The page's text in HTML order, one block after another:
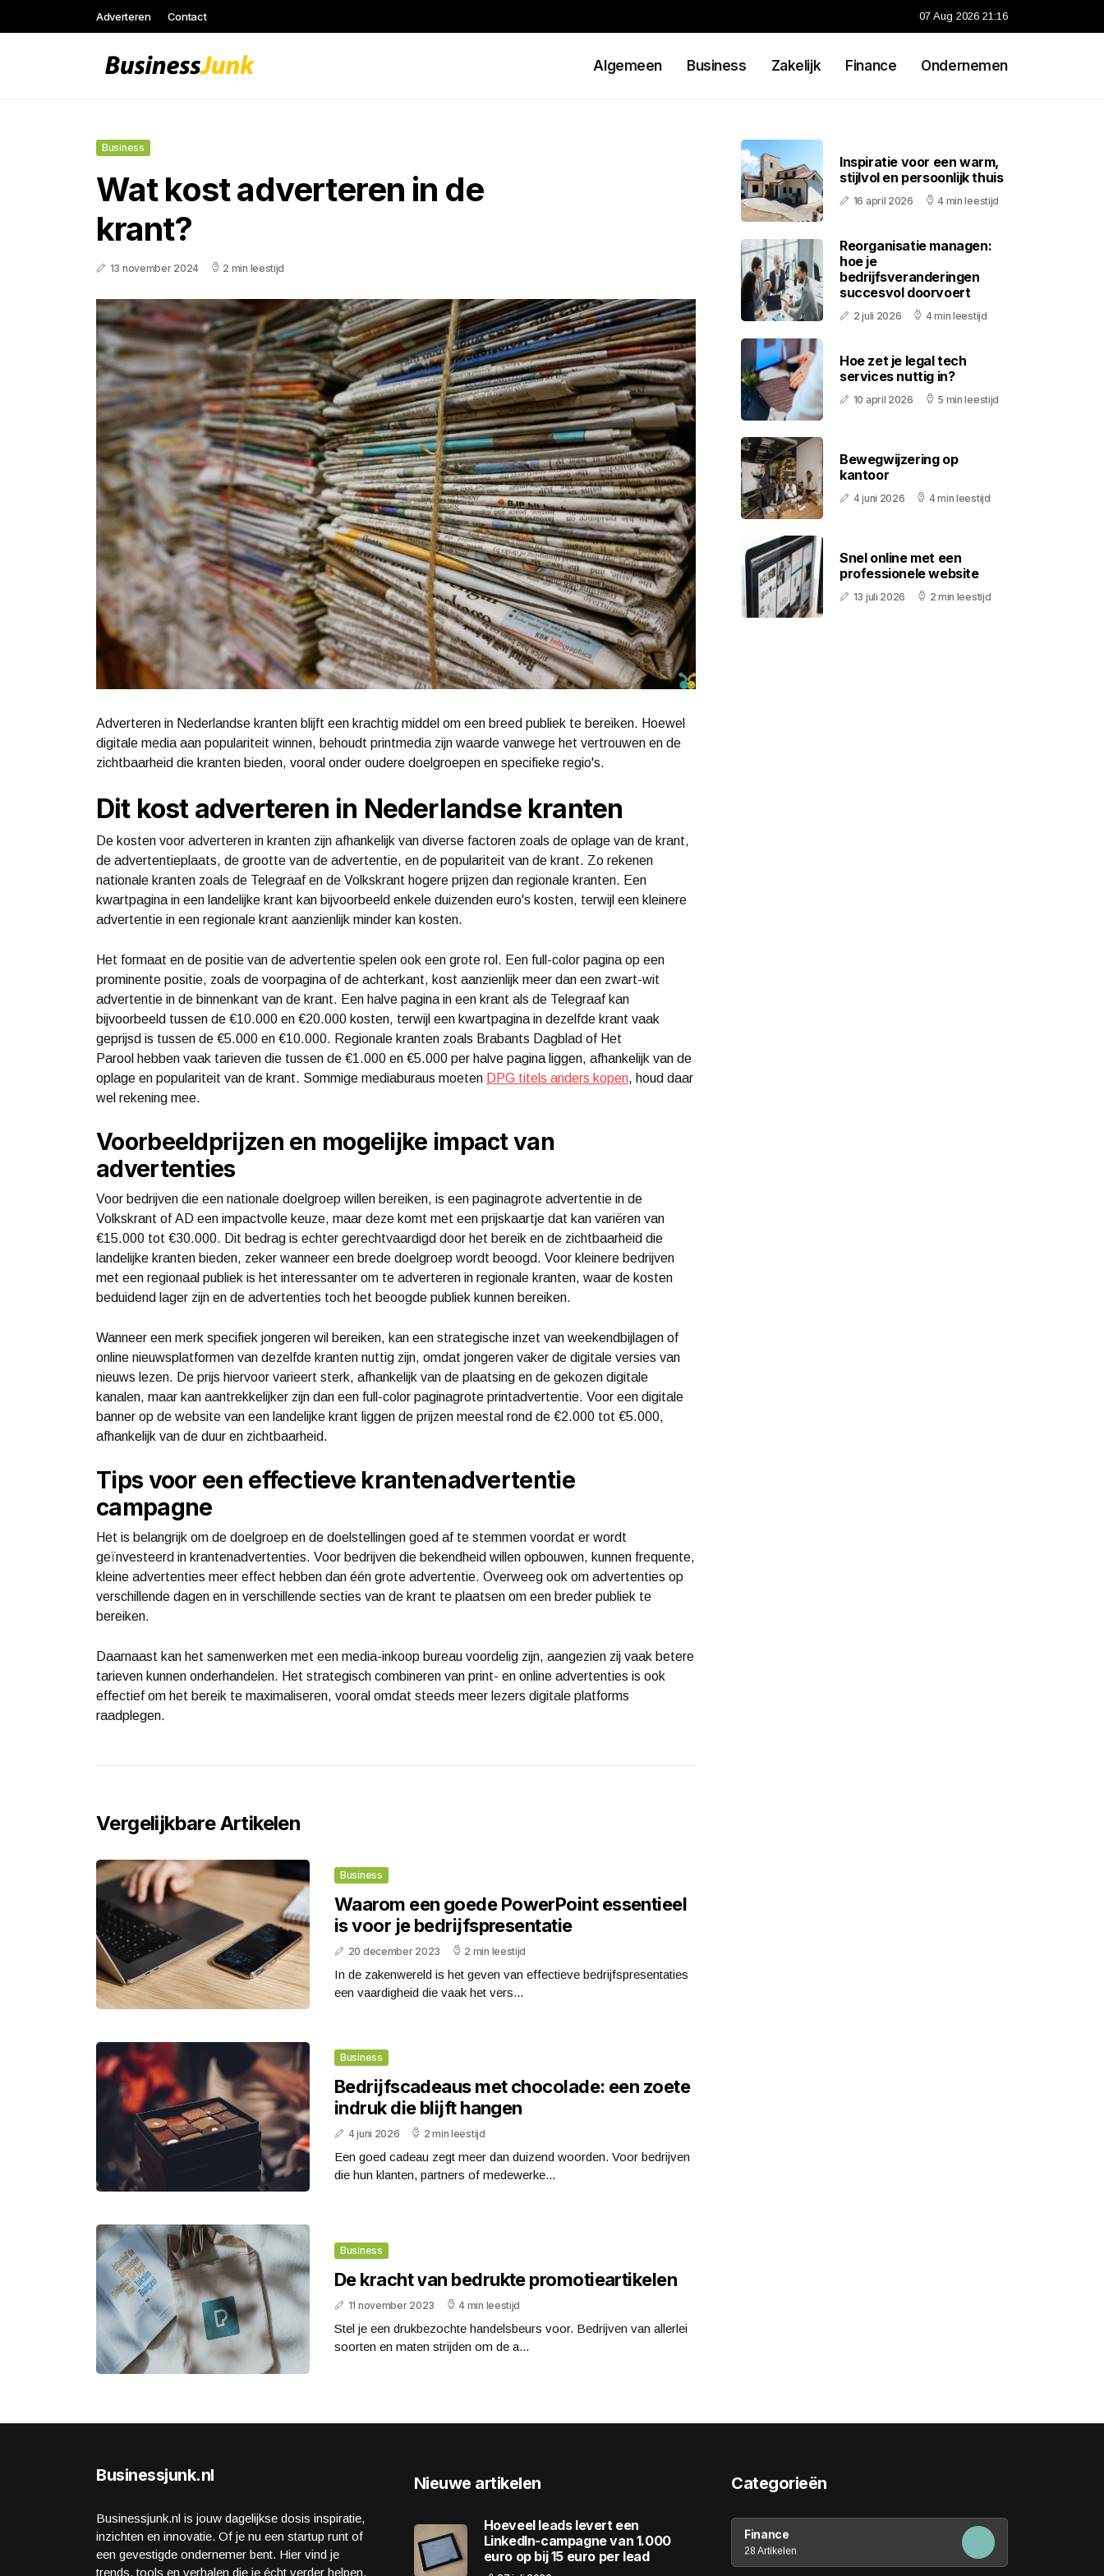
Adverteren Contact 07 Aug 2026 21:16
Algemeen Business Zakelijk Finance Ondernemen
Business
Wat kost adverteren in de
krant?
13 november 2024 2 min leestijd
Adverteren in Nederlandse kranten blijft een krachtig middel om een breed publiek te bereiken. Hoewel
digitale media aan populariteit winnen, behoudt printmedia zijn waarde vanwege het vertrouwen en de
zichtbaarheid die kranten bieden, vooral onder oudere doelgroepen en specifieke regio's.
Dit kost adverteren in Nederlandse kranten
De kosten voor adverteren in kranten zijn afhankelijk van diverse factoren zoals de oplage van de krant,
de advertentieplaats, de grootte van de advertentie, en de populariteit van de krant. Zo rekenen
nationale kranten zoals de Telegraaf en de Volkskrant hogere prijzen dan regionale kranten. Een
kwartpagina in een landelijke krant kan bijvoorbeeld enkele duizenden euro's kosten, terwijl een kleinere
advertentie in een regionale krant aanzienlijk minder kan kosten.
Het formaat en de positie van de advertentie spelen ook een grote rol. Een full-color pagina op een
prominente positie, zoals de voorpagina of de achterkant, kost aanzienlijk meer dan een zwart-wit
advertentie in de binnenkant van de krant. Een halve pagina in een krant als de Telegraaf kan
bijvoorbeeld tussen de €10.000 en €20.000 kosten, terwijl een kwartpagina in dezelfde krant vaak
geprijsd is tussen de €5.000 en €10.000. Regionale kranten zoals Brabants Dagblad of Het
Parool hebben vaak tarieven die tussen de €1.000 en €5.000 per halve pagina liggen, afhankelijk van de
oplage en populariteit van de krant. Sommige mediaburaus moeten DPG titels anders kopen, houd daar
wel rekening mee.
Voorbeeldprijzen en mogelijke impact van
advertenties
Voor bedrijven die een nationale doelgroep willen bereiken, is een paginagrote advertentie in de
Volkskrant of AD een impactvolle keuze, maar deze komt met een prijskaartje dat kan variëren van
€15.000 tot €30.000. Dit bedrag is echter gerechtvaardigd door het bereik en de zichtbaarheid die
landelijke kranten bieden, zeker wanneer een brede doelgroep wordt beoogd. Voor kleinere bedrijven
met een regionaal publiek is het interessanter om te adverteren in regionale kranten, waar de kosten
beduidend lager zijn en de advertenties toch het beoogde publiek kunnen bereiken.
Wanneer een merk specifiek jongeren wil bereiken, kan een strategische inzet van weekendbijlagen of
online nieuwsplatformen van dezelfde kranten nuttig zijn, omdat jongeren vaker de digitale versies van
nieuws lezen. De prijs hiervoor varieert sterk, afhankelijk van de plaatsing en de gekozen digitale
kanalen, maar kan aantrekkelijker zijn dan een full-color paginagrote printadvertentie. Voor een digitale
banner op de website van een landelijke krant liggen de prijzen meestal rond de €2.000 tot €5.000,
afhankelijk van de duur en zichtbaarheid.
Tips voor een effectieve krantenadvertentie
campagne
Het is belangrijk om de doelgroep en de doelstellingen goed af te stemmen voordat er wordt
geïnvesteerd in krantenadvertenties. Voor bedrijven die bekendheid willen opbouwen, kunnen frequente,
kleine advertenties meer effect hebben dan één grote advertentie. Overweeg ook om advertenties op
verschillende dagen en in verschillende secties van de krant te plaatsen om een breder publiek te
bereiken.
Daarnaast kan het samenwerken met een media-inkoop bureau voordelig zijn, aangezien zij vaak betere
tarieven kunnen onderhandelen. Het strategisch combineren van print- en online advertenties is ook
effectief om het bereik te maximaliseren, vooral omdat steeds meer lezers digitale platforms
raadplegen.
Vergelijkbare Artikelen
Business
Waarom een goede PowerPoint essentieel
is voor je bedrijfspresentatie
20 december 2023 2 min leestijd
In de zakenwereld is het geven van effectieve bedrijfspresentaties
een vaardigheid die vaak het vers...
Business
Bedrijfscadeaus met chocolade: een zoete
indruk die blijft hangen
4 juni 2026 2 min leestijd
Een goed cadeau zegt meer dan duizend woorden. Voor bedrijven
die hun klanten, partners of medewerke...
Business
De kracht van bedrukte promotieartikelen
11 november 2023 4 min leestijd
Stel je een drukbezochte handelsbeurs voor. Bedrijven van allerlei
soorten en maten strijden om de a...
Inspiratie voor een warm,
stijlvol en persoonlijk thuis
16 april 2026 4 min leestijd
Reorganisatie managen:
hoe je
bedrijfsveranderingen
succesvol doorvoert
2 juli 2026 4 min leestijd
Hoe zet je legal tech
services nuttig in?
10 april 2026 5 min leestijd
Bewegwijzering op
kantoor
4 juni 2026 4 min leestijd
Snel online met een
professionele website
13 juli 2026 2 min leestijd
Businessjunk.nl
Businessjunk.nl is jouw dagelijkse dosis inspiratie,
inzichten en innovatie. Of je nu een startup runt of
een gevestigde ondernemer bent. Hier vind je
trends, tools en verhalen die je écht verder helpen.
Nieuwe artikelen
Hoeveel leads levert een
LinkedIn-campagne van 1.000
euro op bij 15 euro per lead
Categorieën
Finance
28 Artikelen